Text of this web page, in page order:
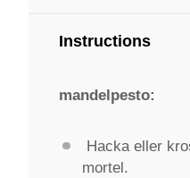
Instructions
mandelpesto:
Hacka eller
mortel.